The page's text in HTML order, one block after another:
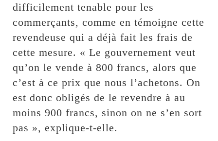
difficilement tenable pour les
commerçants, comme en témoigne cette
revendeuse qui a déjà fait les frais de
cette mesure. « Le gouvernement veut
qu’on le vende à 800 francs, alors que
c’est à ce prix que nous l’achetons. On
est donc obligés de le revendre à au
moins 900 francs, sinon on ne s’en sort
pas », explique-t-elle.